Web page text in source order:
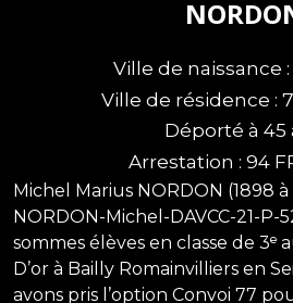
Ville de naissance :
Ville de résidence :
Déporté à 45
Arrestation : 94
Michel Marius NORDON (1898
NORDON-Michel-DAVCC-21-P-
sommes élèves en classe de 3ᵉ
D’or à Bailly Romainvilliers en
avons pris l’option Convoi 77